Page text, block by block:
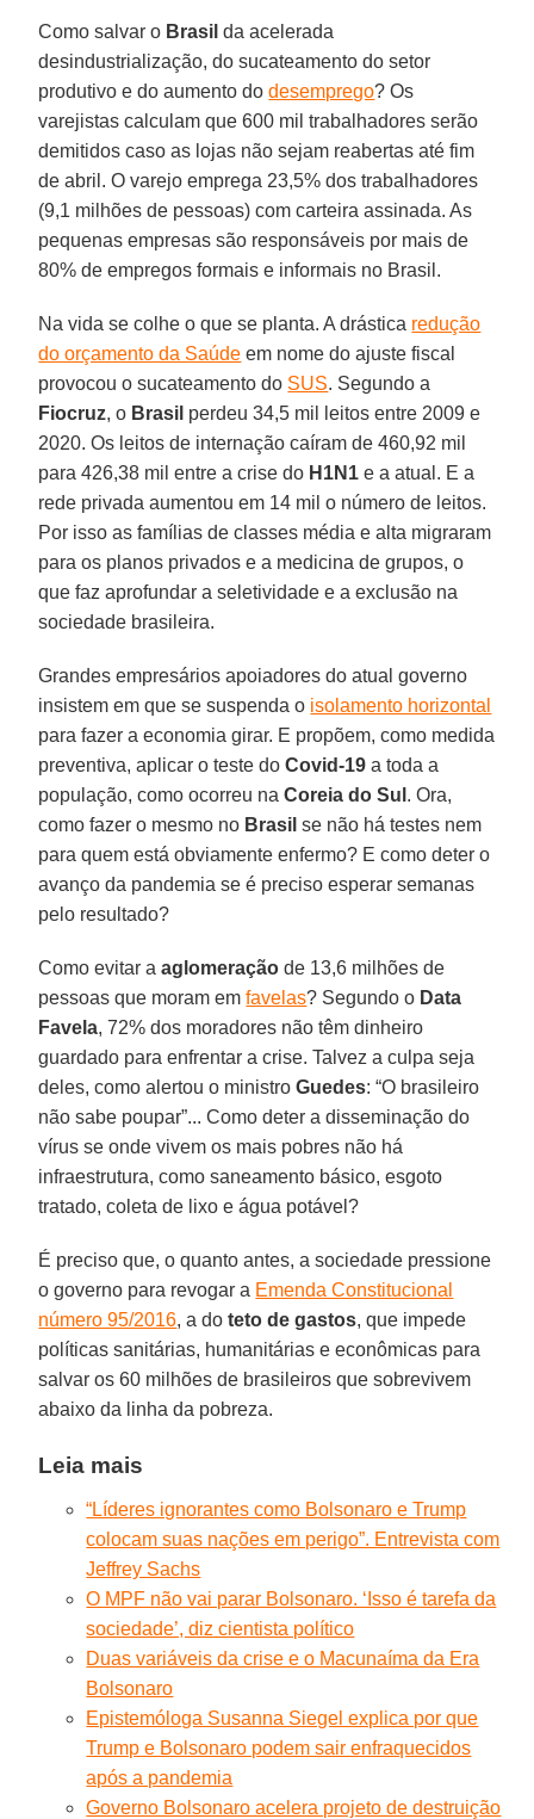
Como salvar o Brasil da acelerada
desindustrialização, do sucateamento do setor
produtivo e do aumento dodesemprego? Os
varejistas calculam que 600 mil trabalhadores serão
demitidos caso as lojas não sejam reabertas até fim
de abril. O varejo emprega 23,5% dos trabalhadores
(9,1 milhões de pessoas) com carteira assinada. As
pequenas empresas são responsáveis por mais de
80% de empregos formais e informais no Brasil.
Na vida se colhe o que se planta. A drástica redução
do orçamento da Saúde em nome do ajuste fiscal
provocou o sucateamento do SUS. Segundo a
Fiocruz, o Brasil perdeu 34,5 mil leitos entre 2009 e
2020. Os leitos de internação caíram de 460,92 mil
para 426,38 mil entre a crise do H1N1 e a atual. E a
rede privada aumentou em 14 mil o número de leitos.
Por isso as famílias de classes média e alta migraram
para os planos privados e a medicina de grupos, o
que faz aprofundar a seletividade e a exclusão na
sociedade brasileira.
Grandes empresários apoiadores do atual governo
insistem em que se suspenda o isolamento horizontal
para fazer a economia girar. E propõem, como medida
preventiva, aplicar o teste doCovid-19 a toda a
população, como ocorreu naCoreia do Sul . Ora,
como fazer o mesmo no Brasil se não há testes nem
para quem está obviamente enfermo? E como deter o
avanço da pandemia se é preciso esperar semanas
pelo resultado?
Como evitar aaglomeração de 13,6 milhões de
pessoas que moram emfavelas? Segundo o Data
Favela, 72% dos moradores não têm dinheiro
guardado para enfrentar a crise. Talvez a culpa seja
deles, como alertou o ministroGuedes: “O brasileiro
não sabe poupar”... Como deter a disseminação do
vírus se onde vivem os mais pobres não há
infraestrutura, como saneamento básico, esgoto
tratado, coleta de lixo e água potável?
É preciso que, o quanto antes, a sociedade pressione
o governo para revogar a Emenda Constitucional
número 95/2016, a doteto de gastos, que impede
políticas sanitárias, humanitárias e econômicas para
salvar os 60 milhões de brasileiros que sobrevivem
abaixo da linha da pobreza.
Leia mais
“Líderes ignorantes como Bolsonaro e Trump
colocam suas nações em perigo”. Entrevista com
Jeffrey Sachs
O MPF não vai parar Bolsonaro. ‘Isso é tarefa da
sociedade’, diz cientista político
Duas variáveis da crise e o Macunaíma da Era
Bolsonaro
Epistemóloga Susanna Siegel explica por que
Trump e Bolsonaro podem sair enfraquecidos
após a pandemia
Governo Bolsonaro acelera projeto de destruição